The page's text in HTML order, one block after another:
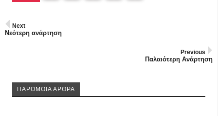
Next
Νεότερη ανάρτηση
Previous
Παλαιότερη Ανάρτηση
ΠΑΡΟΜΟΙΑ ΑΡΘΡΑ